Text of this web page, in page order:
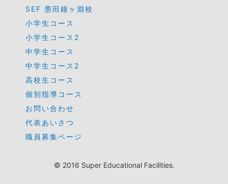
SEF 墨田鐘ヶ淵校
小学生コース
小学生コース2
中学生コース
中学生コース2
高校生コース
個別指導コース
お問い合わせ
代表あいさつ
職員募集ページ
© 2016 Super Educational Facilities.